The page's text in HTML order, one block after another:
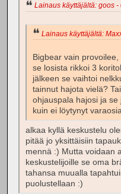
Lainaus käyttäjältä: goos
Lainaus käyttäjältä:
Bigbear vain
se losista rikkoi 3
jälkeen se vaihtoi
tainnut hajota vielä?
ohjauspala hajosi ja
kuin ei löytynyt
alkaa kyllä keskustelu
pitää jo yksittäisiin
mennä :) Mutta voidaan
keskustelijoille se oma
tahansa muualla
puolustellaan :)